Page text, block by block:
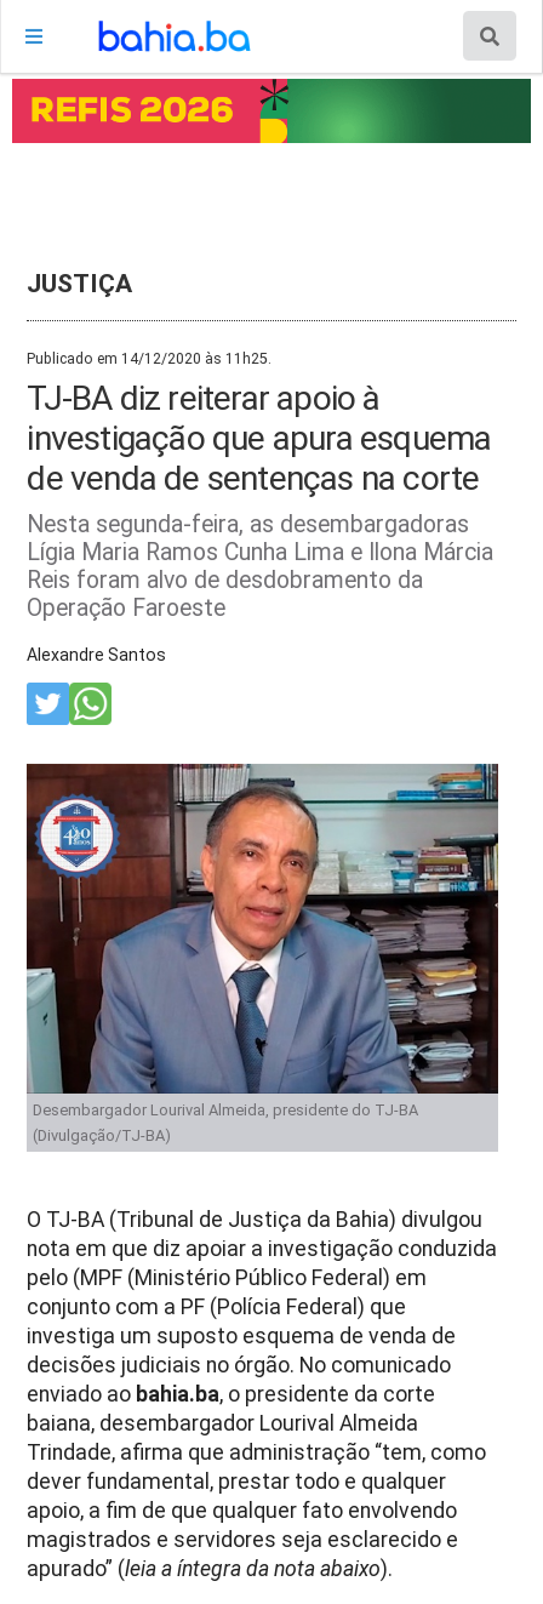
JUSTIÇA
Publicado em 14/12/2020 às 11h25.
TJ-BA diz reiterar apoio à
investigação que apura esquema
de venda de sentenças na corte
Nesta segunda-feira, as desembargadoras
Lígia Maria Ramos Cunha Lima e Ilona Márcia
Reis foram alvo de desdobramento da
Operação Faroeste
Alexandre Santos
Desembargador Lourival Almeida, presidente do TJ-BA
(Divulgação/TJ-BA)
O TJ-BA (Tribunal de Justiça da Bahia) divulgou
nota em que diz apoiar a investigação conduzida
pelo (MPF (Ministério Público Federal) em
conjunto com a PF (Polícia Federal) que
investiga um suposto esquema de venda de
decisões judiciais no órgão. No comunicado
enviado ao bahia.ba, o presidente da corte
baiana, desembargador Lourival Almeida
Trindade, afirma que administração “tem, como
dever fundamental, prestar todo e qualquer
apoio, a fim de que qualquer fato envolvendo
magistrados e servidores seja esclarecido e
apurado” (leia a íntegra da nota abaixo).